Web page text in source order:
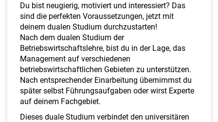
Du bist neugierig, motiviert und interessiert? Das
sind die perfekten Voraussetzungen, jetzt mit
deinem dualen Studium durchzustarten!
Nach dem dualen Studium der
Betriebswirtschaftslehre, bist du in der Lage, das
Management auf verschiedenen
betriebswirtschaftlichen Gebieten zu unterstützen.
Nach entsprechender Einarbeitung übernimmst du
später selbst Führungsaufgaben oder wirst Experte
auf deinem Fachgebiet.
Dieses duale Studium verbindet den universitären